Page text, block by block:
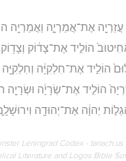
עֲזַרְיָ֖ה אֶת־אֲמַרְיָ֑ה וַאֲמַרְיָ֖ה
הוֹלִ֣יד אֶת־צָד֔וֹק
הוֹלִ֣יד אֶת־חִלְקִיָּ֔ה וְחִלְקִיָּ֖ה
הוֹלִ֣יד אֶת־שְׂרָיָ֔ה וּשְׂרָיָ֖ה
יְהוָ֔ה אֶת־יְהוּדָ֖ה
Leningrad Codex -
Literature and Logos Bible